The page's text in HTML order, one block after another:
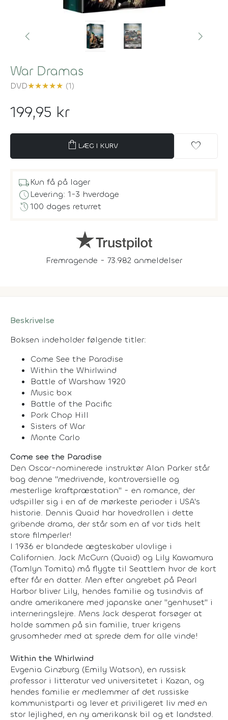
War Dramas
DVD★★★★★ (1)
199,95 kr
shopping_bag LÆG I KURV favorite
local_shippingKun få på lager
scheduleLevering: 1-3 hverdage
history100 dages returret
Fremragende - 73.982 anmeldelser
Beskrivelse
Boksen indeholder følgende titler:
Come See the Paradise
Within the Whirlwind
Battle of Warshaw 1920
Music box
Battle of the Pacific
Pork Chop Hill
Sisters of War
Monte Carlo
Come see the Paradise
Den Oscar-nominerede instruktør Alan Parker står
bag denne "medrivende, kontroversielle og
mesterlige kraftpræstation" - en romance, der
udspiller sig i en af de mørkeste perioder i USA's
historie. Dennis Quaid har hovedrollen i dette
gribende drama, der står som en af vor tids helt
store filmperler!
I 1936 er blandede ægteskaber ulovlige i
Californien. Jack McGurn (Quaid) og Lily Kawamura
(Tamlyn Tomita) må flygte til Seattlem hvor de kort
efter får en datter. Men efter angrebet på Pearl
Harbor bliver Lily, hendes familie og tusindvis af
andre amerikanere med japanske aner "genhuset" i
interneringslejre. Mens Jack desperat forsøger at
holde sammen på sin familie, truer krigens
grusomheder med at sprede dem for alle vinde!
Within the Whirlwind
Evgenia Ginzburg (Emily Watson), en russisk
professor i litteratur ved universitetet i Kazan, og
hendes familie er medlemmer af det russiske
kommunistparti og lever et priviligeret liv med en
stor lejlighed, en ny amerikansk bil og et landsted.